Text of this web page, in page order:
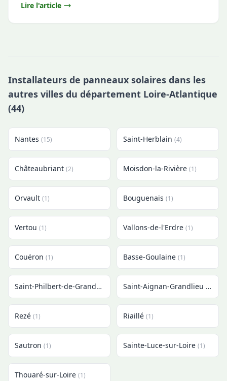
Lire l'article
Installateurs de panneaux solaires dans les
autres villes du département Loire-Atlantique
(44)
Nantes (15) Saint-Herblain (4)
Châteaubriant (2) Moisdon-la-Rivière (1)
Orvault (1) Bouguenais (1)
Vertou (1) Vallons-de-l'Erdre (1)
Couëron (1) Basse-Goulaine (1)
Saint-Philbert-de-Grand-Lieu Saint-Aignan-Grandlieu (1)
Rezé (1) Riaillé (1)
Sautron (1) Sainte-Luce-sur-Loire (1)
Thouaré-sur-Loire (1)